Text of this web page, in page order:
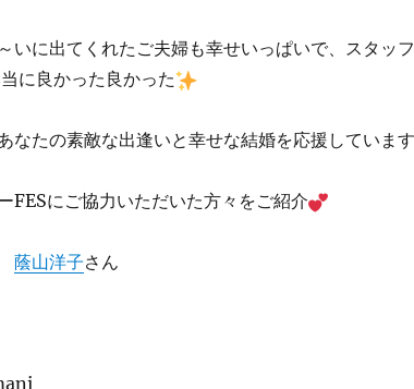
いに出てくれたご夫婦も幸せいっぱいで、スタッ
に良かった良かった
なたの素敵な出逢いと幸せな結婚を応援しています
FESにご協力いただいた方々をご紹介
蔭山洋子さん